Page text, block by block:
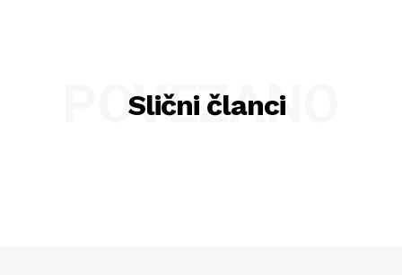
Slični članci
POVEZANO